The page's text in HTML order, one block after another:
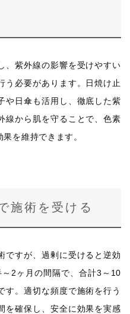
、紫外線の影響を受けやすい
う必要があります。日焼け止
や日傘も活用し、徹底した紫
線から肌を守ることで、色素
を維持できます。
施術を受ける
ですが、過剰に受けると逆効
2ヶ月の間隔で、合計3～10
す。適切な頻度で施術を行う
を確保し、安全に効果を実感